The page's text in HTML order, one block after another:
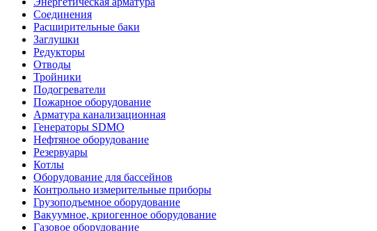
Соединения
Расширительные баки
Заглушки
Редукторы
Отводы
Тройники
Подогреватели
Пожарное оборудование
Арматура канализационная
Генераторы SDMO
Нефтяное оборудование
Резервуары
Котлы
Оборудование для бассейнов
Контрольно измерительные приборы
Грузоподъемное оборудование
Вакуумное, криогенное оборудование
Газовое оборудование